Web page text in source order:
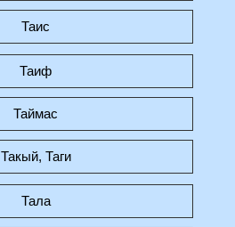
Таис
Таиф
Таймас
Такый, Таги
Тала